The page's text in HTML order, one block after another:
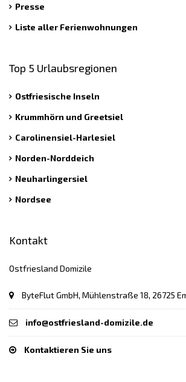
Presse
Liste aller Ferienwohnungen
Top 5 Urlaubsregionen
Ostfriesische Inseln
Krummhörn und Greetsiel
Carolinensiel-Harlesiel
Norden-Norddeich
Neuharlingersiel
Nordsee
Kontakt
Ostfriesland Domizile
ByteFlut GmbH, Mühlenstraße 18, 26725
info@ostfriesland-domizile.de
Kontaktieren Sie uns